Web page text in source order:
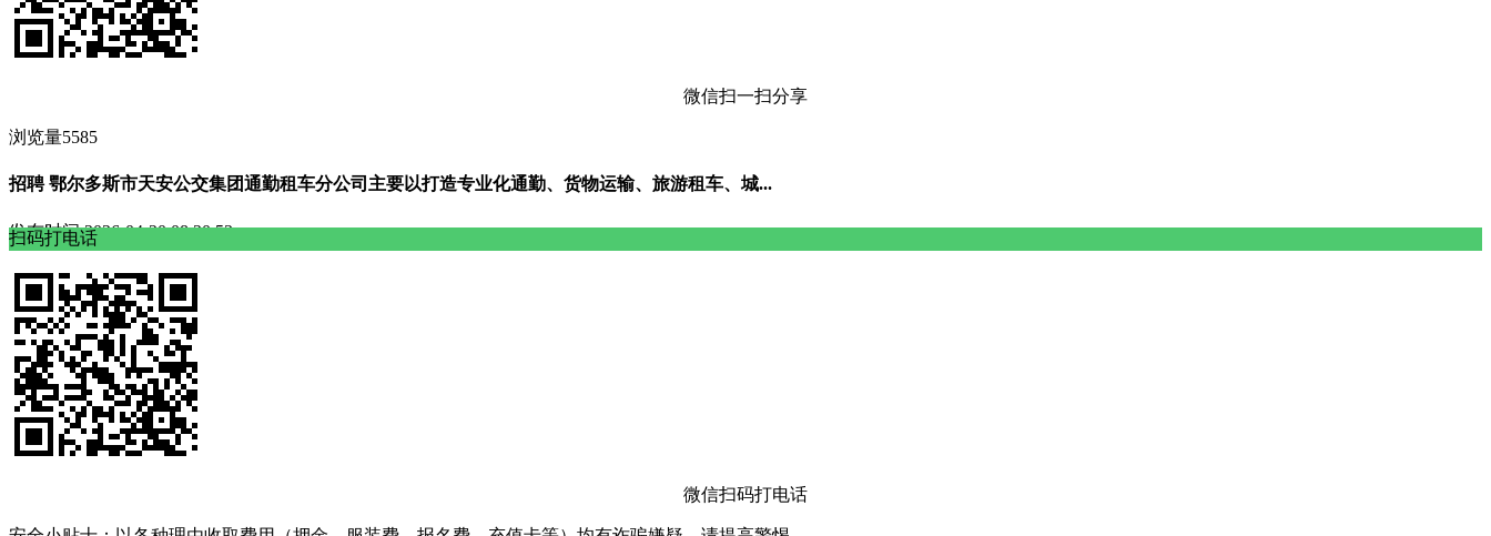
微信扫一扫分享
浏览量5585
招聘 鄂尔多斯市天安公交集团通勤租车分公司主要以打造专业化通勤、货物运输、旅游租车、城...
发布时间2026-04-20 08:20:53
扫码打电话
微信扫码打电话